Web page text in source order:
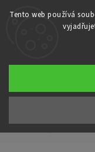
Tento web používá
Freddy kalhoty džínové
Freddy
leopardí
skinny střih